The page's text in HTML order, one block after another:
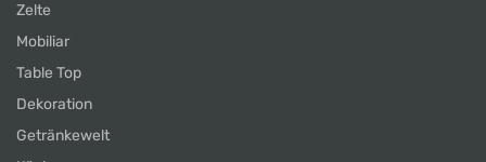
Zelte
Mobiliar
Table Top
Dekoration
Getränkewelt